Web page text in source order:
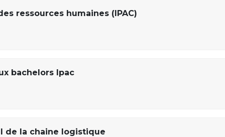
ressources humaines (IPAC)
bachelors Ipac
de la chaine logistique